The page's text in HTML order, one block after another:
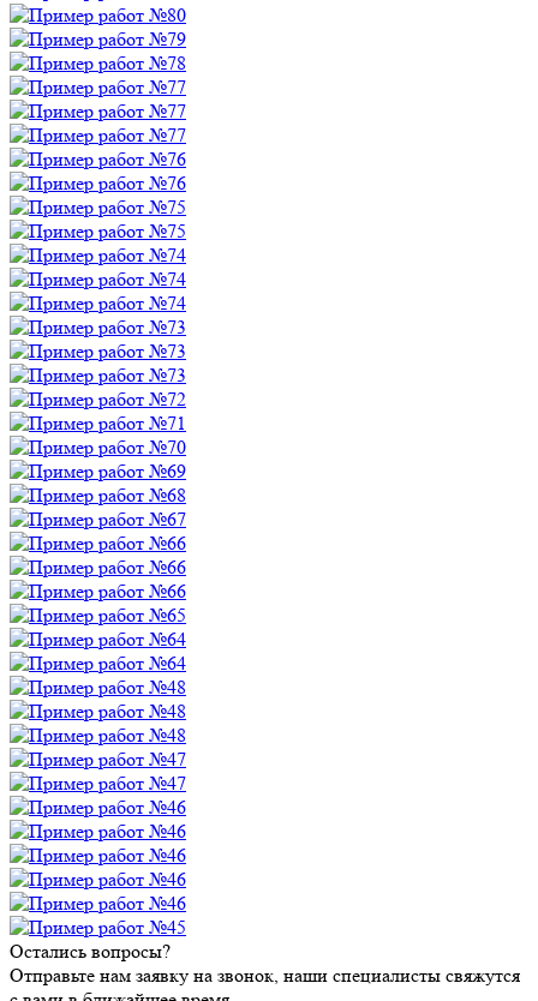
Остались вопросы?
Отправьте нам заявку на звонок, наши специалисты свяжутся